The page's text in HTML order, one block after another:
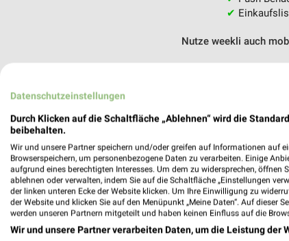
✔
Nutze weekli auch
Datenschutzeinstellungen
Durch Klicken auf die Schaltfläche „Ablehnen“ wird die
beibehalten.
Wir und unsere Partner speichern und/oder greifen auf Informationen auf
Browserspeichern, um personenbezogene Daten zu verarbeiten. Einige
aufgrund eines berechtigten Interesses. Um dem zu widersprechen, öffnen
ablehnen oder verwalten, indem Sie auf die Schaltfläche „Einstellungen
der linken unteren Ecke der Website klicken. Um Ihre Einwilligung zu
der Website und klicken Sie auf den Menüpunkt „Meine Daten“. Auf dieser
werden unseren Partnern mitgeteilt und haben keinen Einfluss auf die
Wir und unsere Partner verarbeiten Daten, um die Leistung der